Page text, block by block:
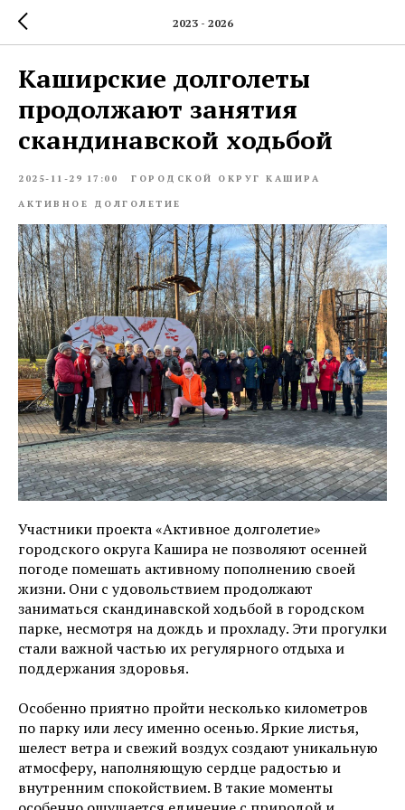
2023 - 2026
Каширские долголеты
продолжают занятия
скандинавской ходьбой
2025-11-29 17:00 ГОРОДСКОЙ ОКРУГ КАШИРА
АКТИВНОЕ ДОЛГОЛЕТИЕ
Участники проекта «Активное долголетие»
городского округа Кашира не позволяют осенней
погоде помешать активному пополнению своей
жизни. Они с удовольствием продолжают
заниматься скандинавской ходьбой в городском
парке, несмотря на дождь и прохладу. Эти прогулки
стали важной частью их регулярного отдыха и
поддержания здоровья.
Особенно приятно пройти несколько километров
по парку или лесу именно осенью. Яркие листья,
шелест ветра и свежий воздух создают уникальную
атмосферу, наполняющую сердце радостью и
внутренним спокойствием. В такие моменты